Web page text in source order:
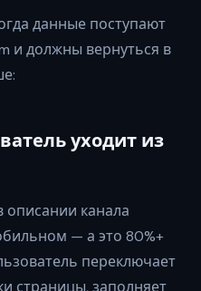
данные поступают
и должны вернуться в
уходит из
описании канала
— а это 80%+
переключает
страницы, заполняет